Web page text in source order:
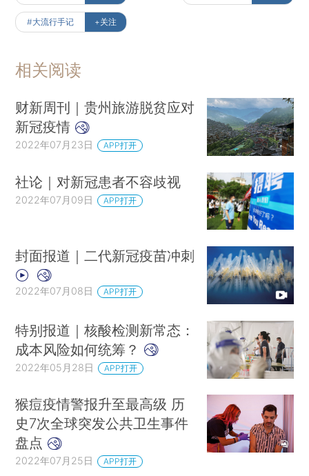
#大流行手记 +关注
相关阅读
财新周刊｜贵州旅游脱贫应对
新冠疫情
2022年07月23日 APP打开
社论｜对新冠患者不容歧视
2022年07月09日 APP打开
封面报道｜二代新冠疫苗冲刺
2022年07月08日 APP打开
特别报道｜核酸检测新常态：
成本风险如何统筹？
2022年05月28日 APP打开
猴痘疫情警报升至最高级 历
史7次全球突发公共卫生事件
盘点
2022年07月25日 APP打开